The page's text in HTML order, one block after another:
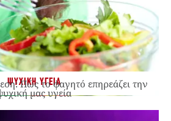
ΨΥΧΙΚΗ ΥΓΕΙΑ
Πώς το φαγητό επηρεάζει την
μας υγεία